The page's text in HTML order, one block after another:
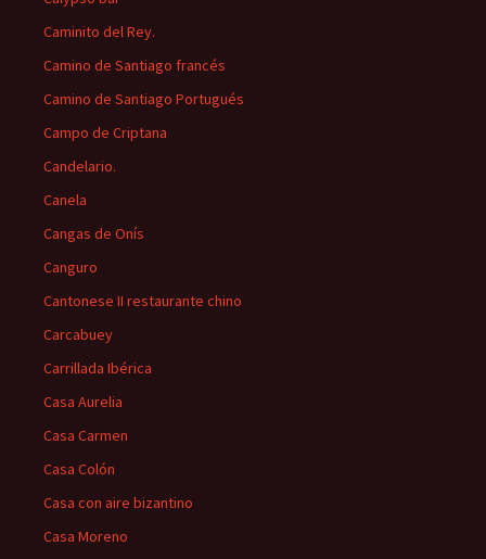
Caminito del Rey.
Camino de Santiago francés
Camino de Santiago Portugués
Campo de Criptana
Candelario.
Canela
Cangas de Onís
Canguro
Cantonese II restaurante chino
Carcabuey
Carrillada Ibérica
Casa Aurelia
Casa Carmen
Casa Colón
Casa con aire bizantino
Casa Moreno